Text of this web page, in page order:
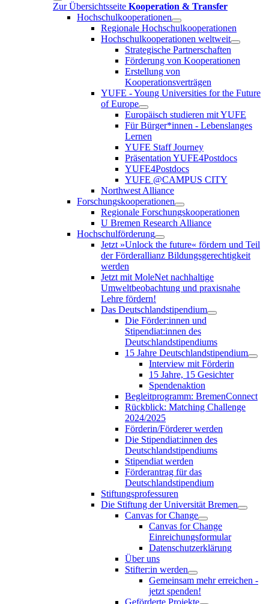
Zur Übersichtsseite Kooperation & Transfer
Hochschulkooperationen
Regionale Hochschulkooperationen
Hochschulkooperationen weltweit
Strategische Partnerschaften
Förderung von Kooperationen
Erstellung von
Kooperationsverträgen
YUFE - Young Universities for the Future
of Europe
Europäisch studieren mit YUFE
Für Bürger*innen - Lebenslanges
Lernen
YUFE Staff Journey
Präsentation YUFE4Postdocs
YUFE4Postdocs
YUFE @CAMPUS CITY
Northwest Alliance
Forschungskooperationen
Regionale Forschungskooperationen
U Bremen Research Alliance
Hochschulförderung
Jetzt »Unlock the future« fördern und Teil
der Förderallianz Bildungsgerechtigkeit
werden
Jetzt mit MoleNet nachhaltige
Umweltbeobachtung und praxisnahe
Lehre fördern!
Das Deutschlandstipendium
Die Förder:innen und
Stipendiat:innen des
Deutschlandstipendiums
15 Jahre Deutschlandstipendium
Interview mit Förderin
15 Jahre, 15 Gesichter
Spendenaktion
Begleitprogramm: BremenConnect
Rückblick: Matching Challenge
2024/2025
Förderin/Förderer werden
Die Stipendiat:innen des
Deutschlandstipendiums
Stipendiat werden
Förderantrag für das
Deutschlandstipendium
Stiftungsprofessuren
Die Stiftung der Universität Bremen
Canvas for Change
Canvas for Change
Einreichungsformular
Datenschutzerklärung
Über uns
Stifter:in werden
Gemeinsam mehr erreichen -
jetzt spenden!
Geförderte Projekte